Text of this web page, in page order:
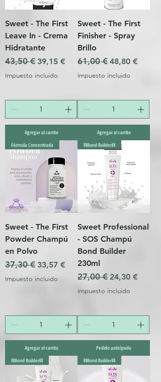
Sweet - The First
Leave In - Crema
Hidratante
Precio
43,50 € Precio de oferta
39,15 €
Impuesto incluido
Agregar al carrito
Sweet - The First
Finisher - Spray
Brillo
Precio
61,00 € Precio de
48,80 €
Impuesto incluido
Agregar al carrito
Fórmula Concentrada
Sweet - The First
Powder Champú
en Polvo
Precio
37,30 € Precio de oferta
33,57 €
Impuesto incluido
Agregar al carrito
⛓️Bond Builder⛓️
Sweet Professional
- SOS Champú
Bond Builder
230ml
Precio
27,00 € Precio de
24,30 €
Impuesto incluido
Pedido anticipado
⛓️Bond Builder⛓️
⛓️Bond Builder⛓️